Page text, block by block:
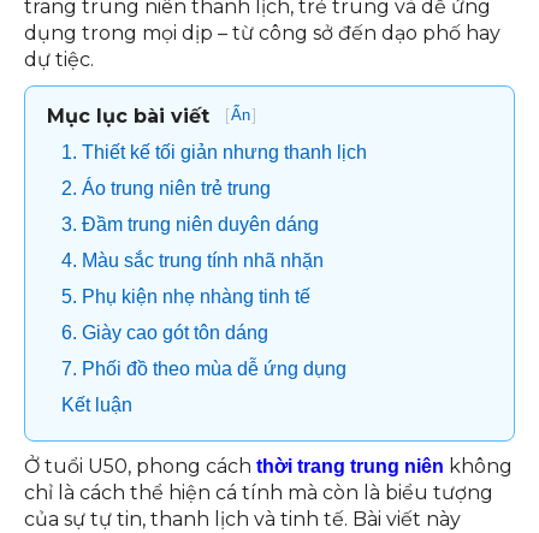
trang trung niên thanh lịch, trẻ trung và dễ ứng
dụng trong mọi dịp – từ công sở đến dạo phố hay
dự tiệc.
Mục lục bài viết [Ẩn]
1. Thiết kế tối giản nhưng thanh lịch
2. Áo trung niên trẻ trung
3. Đầm trung niên duyên dáng
4. Màu sắc trung tính nhã nhặn
5. Phụ kiện nhẹ nhàng tinh tế
6. Giày cao gót tôn dáng
7. Phối đồ theo mùa dễ ứng dụng
Kết luận
Ở tuổi U50, phong cách thời trang trung niên không
chỉ là cách thể hiện cá tính mà còn là biểu tượng
của sự tự tin, thanh lịch và tinh tế. Bài viết này